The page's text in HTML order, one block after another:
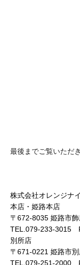
最後までご覧いただ
株式会社オレンジナ
本店・姫路本店
〒672-8035 姫路市
TEL.079-233-3015
別所店
〒671-0221 姫路市
TEL.079-251-2000